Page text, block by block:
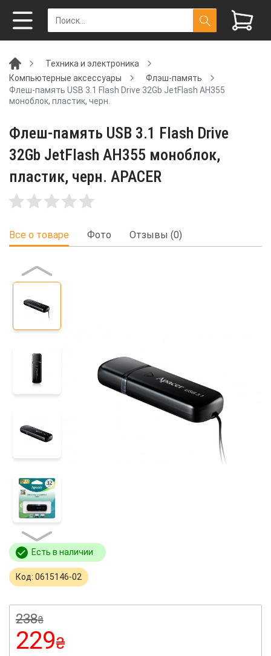
Техника и электроника
Компьютерные аксессуары
Флэш-память
Флеш-память USB 3.1 Flash Drive 32Gb JetFlash AH355
моноблок, пластик, черн.
Флеш-память USB 3.1 Flash Drive
32Gb JetFlash AH355 моноблок,
пластик, черн. APACER
Все о товаре Фото Отзывы (0)
Есть в наличии
Код: 0615146-02
238₴
229₴